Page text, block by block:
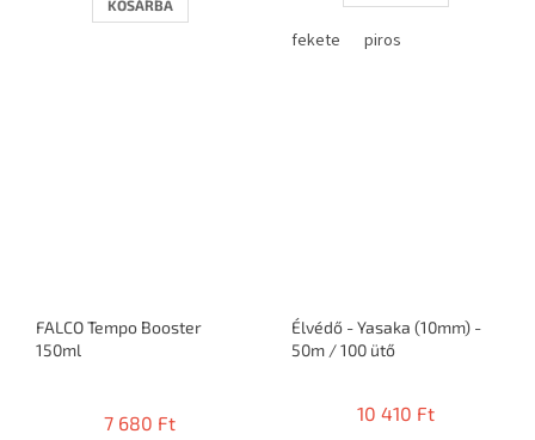
ből
KOSÁRBA
fekete piros
FALCO Tempo Booster
150ml
átlagos
7 680 Ft
Élvédő - Yasaka (10mm) -
50m / 100 ütő
10 410 Ft